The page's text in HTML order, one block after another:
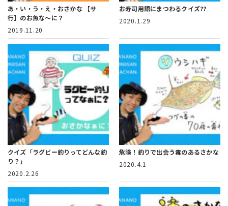
あ・い・う・え・おさかな
【サ
行】のお魚な～に？
2019.11.20
お寿司用語にまつわるクイズ??
2020.1.29
クイズ「ラグビー釣りってどんな釣
り？」
2020.2.26
危険！釣りで出会う毒のあるさかな
2020.4.1